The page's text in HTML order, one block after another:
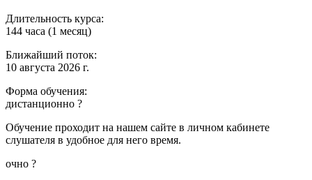
Длительность курса:
144 часа (1 месяц)
Ближайший поток:
10 августа 2026 г.
Форма обучения:
дистанционно ?
Обучение проходит на нашем сайте в личном кабинете
слушателя в удобное для него время.
очно ?